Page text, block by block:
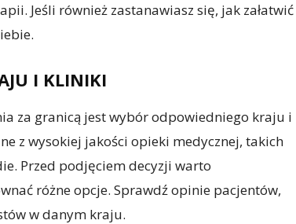
Jeśli również zastanawiasz się, jak załatwić
I KLINIKI
za granicą jest wybór odpowiedniego kraju i
z wysokiej jakości opieki medycznej, takich
Przed podjęciem decyzji warto
różne opcje. Sprawdź opinie pacjentów,
w danym kraju.